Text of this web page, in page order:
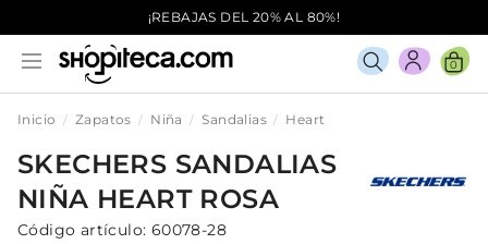
¡REBAJAS DEL 20% AL 80%!
0
Inicio Zapatos Niña Sandalias Heart
SKECHERS SANDALIAS
NIÑA HEART ROSA
Código artículo: 60078-28